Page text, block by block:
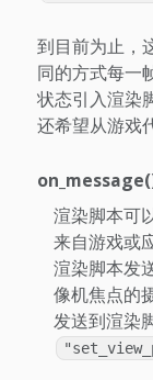
到目前为止，
同的方式每一
状态引入渲染
还希望从游戏
渲染脚本可
来自游戏或
渲染脚本发
像机焦点的
发送到渲染